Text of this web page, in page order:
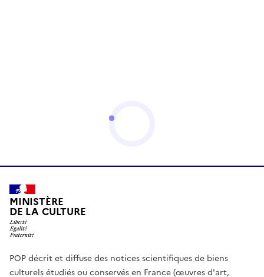
MINISTÈRE
DE LA CULTURE
POP décrit et diffuse des notices scientifiques de biens
culturels étudiés ou conservés en France (œuvres d'art,